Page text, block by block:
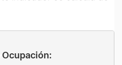
Ocupación: